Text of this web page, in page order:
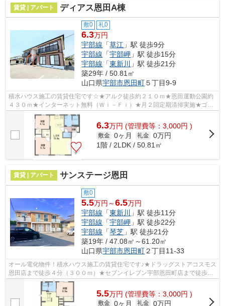
賃貸 | アパート ディアス恩田A棟
敷0 礼0
6.3万円
宇部線 「草江 」駅 徒歩9分
宇部線 「宇部岬 」駅 徒歩15分
宇部線 「東新川
」駅 徒歩21分
築29年 / 50.81㎡
山口県宇部市恩田町５丁目9-9
積水ハウス施工の賃貸住宅です☆★アルク徒歩約２１０ｍ★恩田運動公園約
４３０ｍ★インターネット無料（Ｗｉ－Ｆｉ）★月２回定期清掃実施★ゴミ
行政回収★テレビモニターホン★温水洗浄便座★...
6.3万円 (管理費等：3,000円 )
敷金 0ヶ月 礼金 0万円
1階 / 2LDK / 50.81㎡
賃貸 | アパート サンステージ恩田
敷0
5.5万円～6.5万円
宇部線 「東新川
」駅 徒歩11分
宇部線 「宇部岬 」駅 徒歩22分
宇部線 「琴芝 」駅 徒歩21分
築19年 / 47.08㎡～61.20㎡
山口県宇部市恩田町２丁目11-33
オール電化物件！積水ハウス施工の賃貸住宅です♪★ドラッグストアコスモス
恩田店まで徒歩４分（３００ｍ）★セブンイレブン宇部恩田町店まで徒歩６
分（４８０ｍ）★インターネット無料（...
5.5万円 (管理費等：3,000円 )
敷金 0ヶ月 礼金 0万円